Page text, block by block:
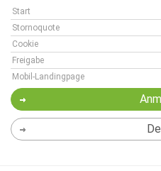
Start
Stornoquote
Cookie
Freigabe
Mobil-Landingpage